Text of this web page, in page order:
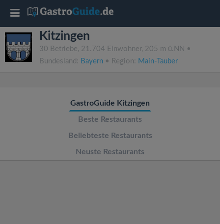
Kitzingen
30 Betriebe, 21.704 Einwohner, 205 m ü.NN •
Bundesland: Bayern • Region: Main-Tauber
GastroGuide Kitzingen
Beste Restaurants
Beliebteste Restaurants
Neuste Restaurants
T
g